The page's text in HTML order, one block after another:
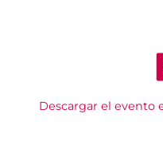
Descargar el evento